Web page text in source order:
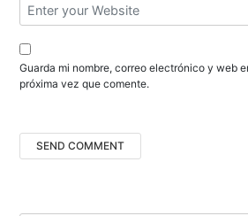
d
a
s
Guarda mi nombre, correo electrónico y web
próxima vez que comente.